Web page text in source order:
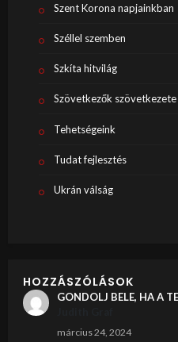
Szent Korona napjainkban
Széllel szemben
Szkíta hitvilág
Szövetkezők szövetkezete
Tehetségeink
Tudat fejlesztés
Ukrán válság
HOZZÁSZÓLÁSOK
GONDOLJ BELE, HA A
március 24, 2024